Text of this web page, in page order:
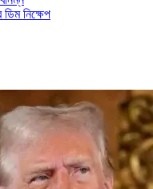
নিক্ষেপ